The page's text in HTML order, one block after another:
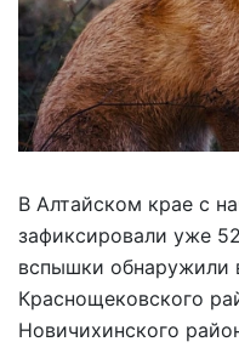
В Алтайском крае с
зафиксировали уже
вспышки обнаружили
Краснощековского
Новичихинского